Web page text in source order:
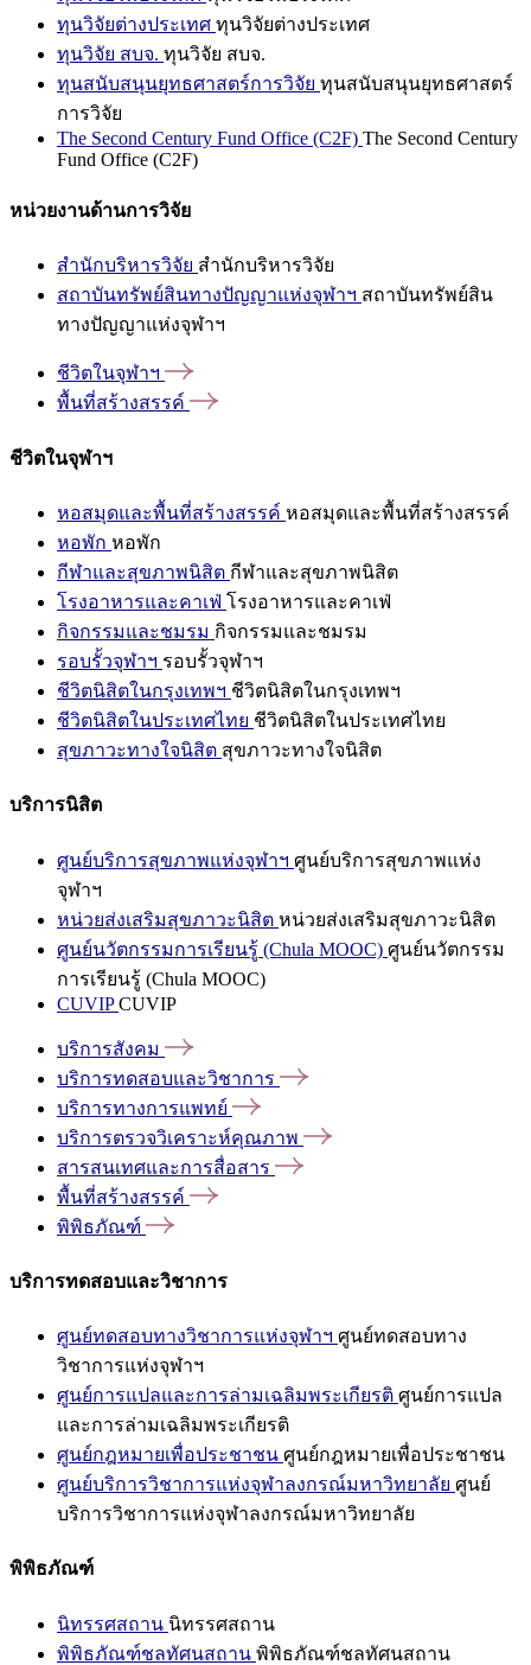
ทุนวิจัยต่างประเทศ ทุนวิจัยต่างประเทศ
ทุนวิจัย สบจ. ทุนวิจัย สบจ.
ทุนสนับสนุนยุทธศาสตร์การวิจัย ทุนสนับสนุนยุทธศาสตร์
การวิจัย
The Second Century Fund Office (C2F) The Second Century
Fund Office (C2F)
หน่วยงานด้านการวิจัย
สำนักบริหารวิจัย สำนักบริหารวิจัย
สถาบันทรัพย์สินทางปัญญาแห่งจุฬาฯ สถาบันทรัพย์สิน
ทางปัญญาแห่งจุฬาฯ
ชีวิตในจุฬาฯ
พื้นที่สร้างสรรค์
ชีวิตในจุฬาฯ
หอสมุดและพื้นที่สร้างสรรค์ หอสมุดและพื้นที่สร้างสรรค์
หอพัก หอพัก
กีฬาและสุขภาพนิสิต กีฬาและสุขภาพนิสิต
โรงอาหารและคาเฟ่ โรงอาหารและคาเฟ่
กิจกรรมและชมรม กิจกรรมและชมรม
รอบรั้วจุฬาฯ รอบรั้วจุฬาฯ
ชีวิตนิสิตในกรุงเทพฯ ชีวิตนิสิตในกรุงเทพฯ
ชีวิตนิสิตในประเทศไทย ชีวิตนิสิตในประเทศไทย
สุขภาวะทางใจนิสิต สุขภาวะทางใจนิสิต
บริการนิสิต
ศูนย์บริการสุขภาพแห่งจุฬาฯ ศูนย์บริการสุขภาพแห่ง
จุฬาฯ
หน่วยส่งเสริมสุขภาวะนิสิต หน่วยส่งเสริมสุขภาวะนิสิต
ศูนย์นวัตกรรมการเรียนรู้ (Chula MOOC) ศูนย์นวัตกรรม
การเรียนรู้ (Chula MOOC)
CUVIPCUVIP
บริการสังคม
บริการทดสอบและวิชาการ
บริการทางการแพทย์
บริการตรวจวิเคราะห์คุณภาพ
สารสนเทศและการสื่อสาร
พื้นที่สร้างสรรค์
พิพิธภัณฑ์
บริการทดสอบและวิชาการ
ศูนย์ทดสอบทางวิชาการแห่งจุฬาฯ ศูนย์ทดสอบทาง
วิชาการแห่งจุฬาฯ
ศูนย์การแปลและการล่ามเฉลิมพระเกียรติ ศูนย์การแปล
และการล่ามเฉลิมพระเกียรติ
ศูนย์กฎหมายเพื่อประชาชน ศูนย์กฎหมายเพื่อประชาชน
ศูนย์บริการวิชาการแห่งจุฬาลงกรณ์มหาวิทยาลัย ศูนย์
บริการวิชาการแห่งจุฬาลงกรณ์มหาวิทยาลัย
พิพิธภัณฑ์
นิทรรศสถาน นิทรรศสถาน
พิพิธภัณฑ์ชลทัศนสถาน พิพิธภัณฑ์ชลทัศนสถาน